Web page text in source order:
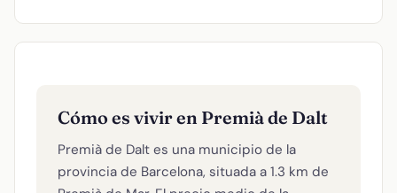
Cómo es vivir en Premià de Dalt
Premià de Dalt es una municipio de la
provincia de Barcelona, situada a 1.3 km de